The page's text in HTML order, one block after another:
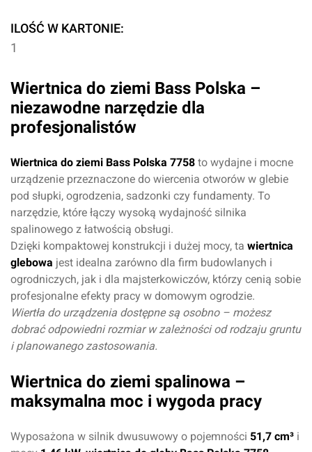
ILOŚĆ W KARTONIE:
1
Wiertnica do ziemi Bass Polska –
niezawodne narzędzie dla
profesjonalistów
Wiertnica do ziemi Bass Polska 7758 to wydajne i mocne
urządzenie przeznaczone do wiercenia otworów w glebie
pod słupki, ogrodzenia, sadzonki czy fundamenty. To
narzędzie, które łączy wysoką wydajność silnika
spalinowego z łatwością obsługi.
Dzięki kompaktowej konstrukcji i dużej mocy, ta wiertnica
glebowa jest idealna zarówno dla firm budowlanych i
ogrodniczych, jak i dla majsterkowiczów, którzy cenią sobie
profesjonalne efekty pracy w domowym ogrodzie.
Wiertła do urządzenia dostępne są osobno – możesz
dobrać odpowiedni rozmiar w zależności od rodzaju gruntu
i planowanego zastosowania.
Wiertnica do ziemi spalinowa –
maksymalna moc i wygoda pracy
Wyposażona w silnik dwusuwowy o pojemności 51,7 cm³ i